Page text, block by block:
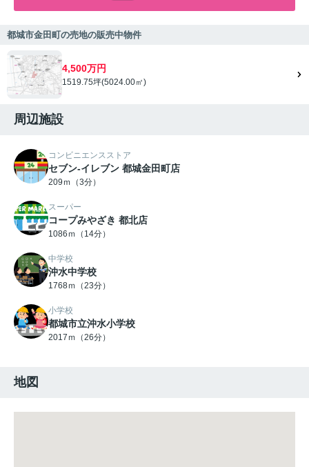
都城市金田町の売地の販売中物件
4,500万円
1519.75坪(5024.00㎡)
周辺施設
コンビニエンスストア
セブン‐イレブン 都城金田町店
209ｍ（3分）
スーパー
コープみやざき 都北店
1086ｍ（14分）
中学校
沖水中学校
1768ｍ（23分）
小学校
都城市立沖水小学校
2017ｍ（26分）
地図